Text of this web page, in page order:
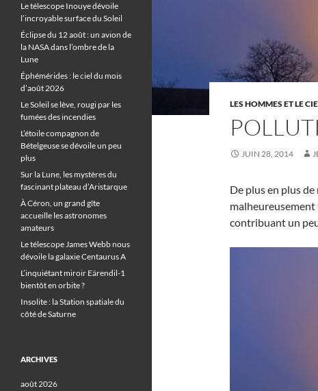
LES HOMMES ET LE
JUIN 28, 2014
De plus en plus
contribuant un
Le télescope Inouye dévoile
l’incroyable surface du Soleil
Éclipse du 12 août : un avion de
la NASA dans l’ombre de la
Lune
Éphémérides : le ciel du mois
d’août 2026
Le Soleil se lève, rougi par les
fumées des incendies
L’étoile compagnon de
Bételgeuse se dévoile un peu
plus
Sur la Lune, les mystères du
fascinant plateau d’Aristarque
À Céron, un grand gîte
accueille les astronomes
amateurs
Le télescope James Webb nous
dévoile la galaxie Centaurus A
L’inquiétant miroir Eärendil-1
bientôt en orbite ?
Insolite : la Station spatiale du
côté de Saturne
ARCHIVES
août 2026